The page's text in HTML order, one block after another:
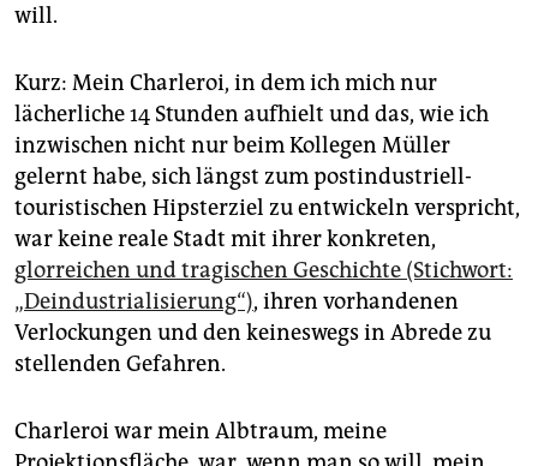
will.
Kurz: Mein Charleroi, in dem ich mich nur
lächerliche 14 Stunden aufhielt und das, wie ich
inzwischen nicht nur beim Kollegen Müller
gelernt habe, sich längst zum postindustriell-
touristischen Hipsterziel zu entwickeln verspricht,
war keine reale Stadt mit ihrer konkreten,
glorreichen und tragischen Geschichte (Stichwort:
„Deindustrialisierung“), ihren vorhandenen
Verlockungen und den keineswegs in Abrede zu
stellenden Gefahren.
Charleroi war mein Albtraum, meine